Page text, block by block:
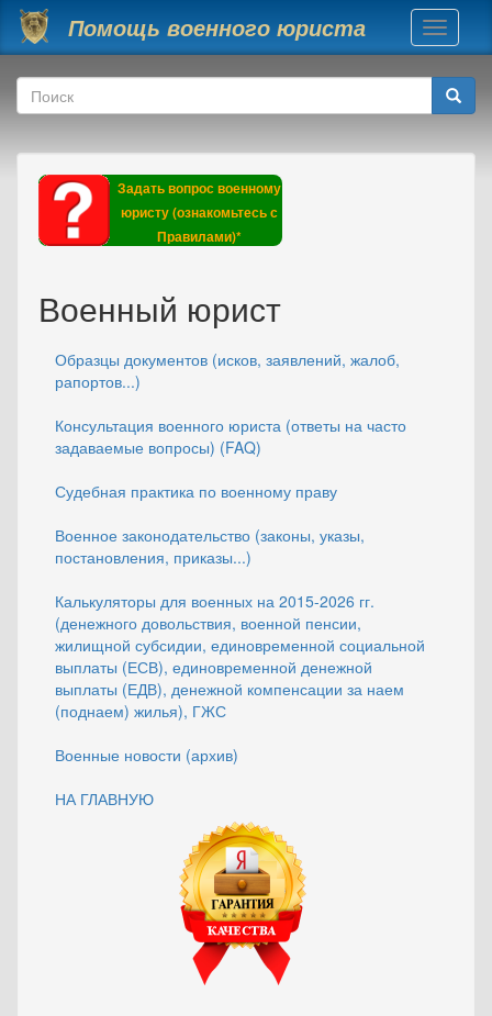
Перейти к основному содержанию
Помощь военного юриста
Toggle
Форма поиска
Поиск
Задать вопрос военному
юристу (ознакомьтесь с
Правилами)*
Военный юрист
Образцы документов (исков, заявлений, жалоб,
рапортов...)
Консультация военного юриста (ответы на часто
задаваемые вопросы) (FAQ)
Судебная практика по военному праву
Военное законодательство (законы, указы,
постановления, приказы...)
Калькуляторы для военных на 2015-2026 гг.
(денежного довольствия, военной пенсии,
жилищной субсидии, единовременной социальной
выплаты (ЕСВ), единовременной денежной
выплаты (ЕДВ), денежной компенсации за наем
(поднаем) жилья), ГЖС
Военные новости (архив)
НА ГЛАВНУЮ